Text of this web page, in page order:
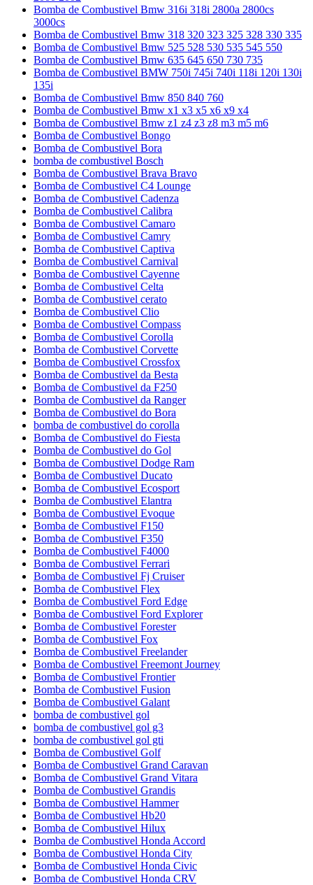
Bomba de Combustivel Bmw 316i 318i 2800a 2800cs
3000cs
Bomba de Combustivel Bmw 318 320 323 325 328 330 335
Bomba de Combustivel Bmw 525 528 530 535 545 550
Bomba de Combustivel Bmw 635 645 650 730 735
Bomba de Combustivel BMW 750i 745i 740i 118i 120i 130i
135i
Bomba de Combustivel Bmw 850 840 760
Bomba de Combustivel Bmw x1 x3 x5 x6 x9 x4
Bomba de Combustivel Bmw z1 z4 z3 z8 m3 m5 m6
Bomba de Combustivel Bongo
Bomba de Combustivel Bora
bomba de combustivel Bosch
Bomba de Combustivel Brava Bravo
Bomba de Combustivel C4 Lounge
Bomba de Combustivel Cadenza
Bomba de Combustivel Calibra
Bomba de Combustivel Camaro
Bomba de Combustivel Camry
Bomba de Combustivel Captiva
Bomba de Combustivel Carnival
Bomba de Combustivel Cayenne
Bomba de Combustivel Celta
Bomba de Combustivel cerato
Bomba de Combustivel Clio
Bomba de Combustivel Compass
Bomba de Combustivel Corolla
Bomba de Combustivel Corvette
Bomba de Combustivel Crossfox
Bomba de Combustivel da Besta
Bomba de Combustivel da F250
Bomba de Combustivel da Ranger
Bomba de Combustivel do Bora
bomba de combustivel do corolla
Bomba de Combustivel do Fiesta
Bomba de Combustivel do Gol
Bomba de Combustivel Dodge Ram
Bomba de Combustivel Ducato
Bomba de Combustivel Ecosport
Bomba de Combustivel Elantra
Bomba de Combustivel Evoque
Bomba de Combustivel F150
Bomba de Combustivel F350
Bomba de Combustivel F4000
Bomba de Combustivel Ferrari
Bomba de Combustivel Fj Cruiser
Bomba de Combustivel Flex
Bomba de Combustivel Ford Edge
Bomba de Combustivel Ford Explorer
Bomba de Combustivel Forester
Bomba de Combustivel Fox
Bomba de Combustivel Freelander
Bomba de Combustivel Freemont Journey
Bomba de Combustivel Frontier
Bomba de Combustivel Fusion
Bomba de Combustivel Galant
bomba de combustivel gol
bomba de combustivel gol g3
bomba de combustivel gol gti
Bomba de Combustivel Golf
Bomba de Combustivel Grand Caravan
Bomba de Combustivel Grand Vitara
Bomba de Combustivel Grandis
Bomba de Combustivel Hammer
Bomba de Combustivel Hb20
Bomba de Combustivel Hilux
Bomba de Combustivel Honda Accord
Bomba de Combustivel Honda City
Bomba de Combustivel Honda Civic
Bomba de Combustivel Honda CRV